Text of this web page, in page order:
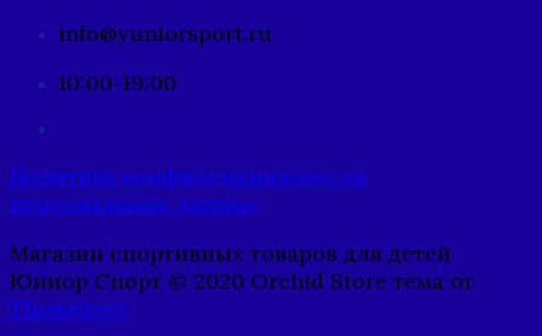
info@yuniorsport.ru
10:00-19:00
Политика конфиденциальности
персональных данных
Магазин спортивных товаров для детей
Юниор Спорт © 2020 Orchid Store тема от
Themebeez